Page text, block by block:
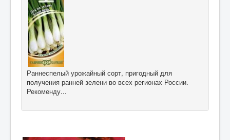
Раннеспелый урожайный сорт, пригодный для
получения ранней зелени во всех регионах России.
Рекоменду...